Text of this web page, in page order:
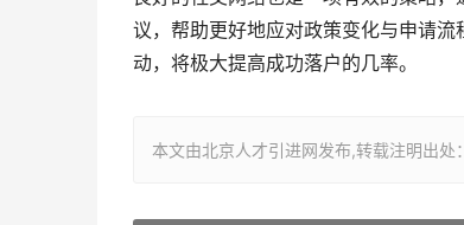
议，帮助更好地应对政策变化与申请
动，将极大提高成功落户的几率。
本文由北京人才引进网发布,转载注明出处：